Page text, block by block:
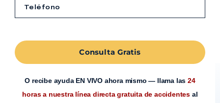
Consulta Gratis
O recibe ayuda EN VIVO ahora mismo — llama las 24
horas a nuestra línea directa gratuita de accidentes al